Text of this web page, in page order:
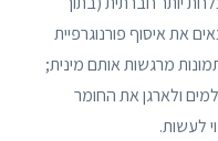
את איסוף פורנוגרפיית
מרגשות אותם מינית;
ולארגן את החומר
לעשות.